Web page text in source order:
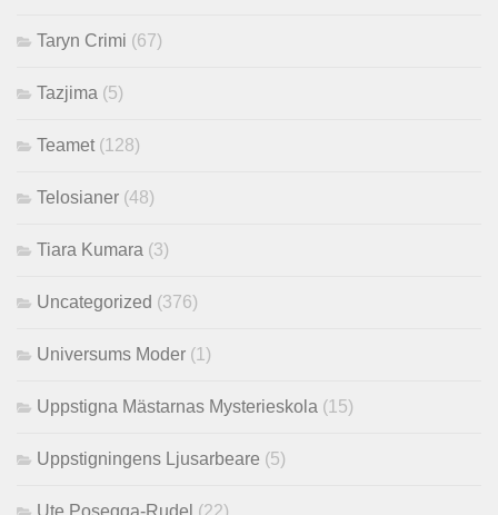
Taryn Crimi (67)
Tazjima (5)
Teamet (128)
Telosianer (48)
Tiara Kumara (3)
Uncategorized (376)
Universums Moder (1)
Uppstigna Mästarnas Mysterieskola (15)
Uppstigningens Ljusarbeare (5)